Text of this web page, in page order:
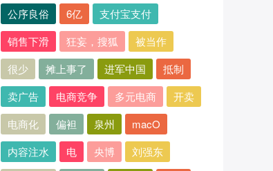
公序良俗 6亿
支付宝支付
销售下滑
狂妄，搜狐
被当作
很少
摊上事了 进军中国
抵制
卖广告
电商竞争 多元电商
开卖
电商化
偏袒 泉州
macO
内容注水
电 央博
刘强东